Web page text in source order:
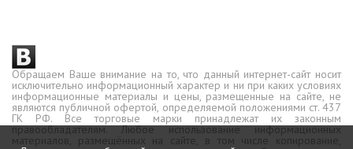
Обращаем Ваше внимание на то, что данный интернет-сайт носит
исключительно информационный характер и ни при каких условиях
информационные материалы и цены, размещенные на сайте, не
являются публичной офертой, определяемой положениями ст. 437
ГК РФ. Все торговые марки принадлежат их законным
правообладателям. Любое использование информационных
материалов, размещённых на сайте, в том числе копирование,